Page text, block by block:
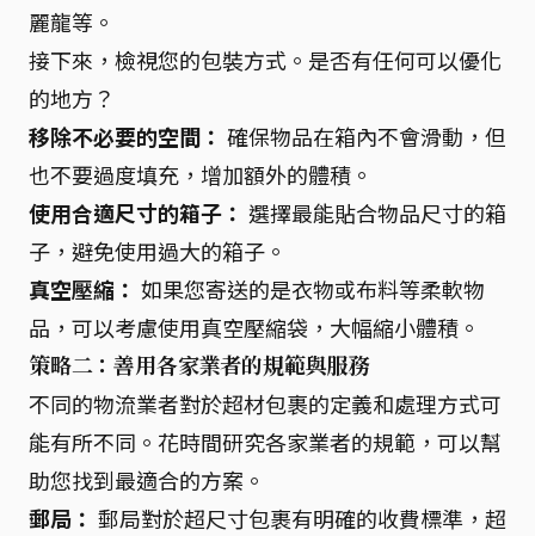
麗龍等。
接下來，檢視您的包裝方式。是否有任何可以優化
的地方？
移除不必要的空間： 確保物品在箱內不會滑動，但
也不要過度填充，增加額外的體積。
使用合適尺寸的箱子： 選擇最能貼合物品尺寸的箱
子，避免使用過大的箱子。
真空壓縮： 如果您寄送的是衣物或布料等柔軟物
品，可以考慮使用真空壓縮袋，大幅縮小體積。
策略二：善用各家業者的規範與服務
不同的物流業者對於超材包裹的定義和處理方式可
能有所不同。花時間研究各家業者的規範，可以幫
助您找到最適合的方案。
郵局： 郵局對於超尺寸包裹有明確的收費標準，超